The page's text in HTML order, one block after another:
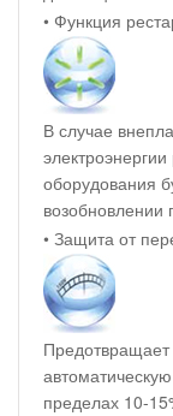
• Функция
В случае
оборудования
возобновлении
• Защита от
Предотвращает
пределах 10-